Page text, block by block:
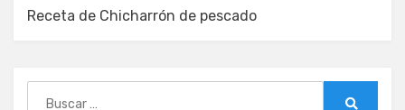
Receta de Chicharrón de pescado